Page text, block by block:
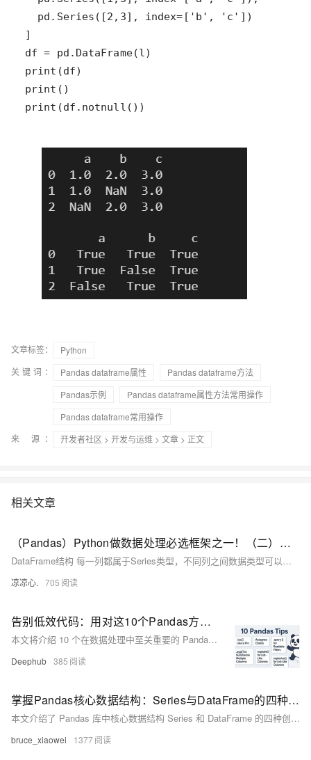
print(df.notnull())
文章标签：
Python
关键词：
Pandas dataframe属性
Pandas dataframe方法
Pandas示例
Pandas dataframe属性方法常用操作
Pandas dataframe常用操作
来 源：
开发者社区 > 开发与运维 > 文章 > 正文
相关文章
（Pandas）Python做数据处理必选框架之一！（二）：附带案例分析；刨析DataFrame结构和其属性；学会访问具体元素；判断元素是否存在；元素求和、求标准值、方差、去重、删除、排序...
DataFrame结构 每一列都属于Series类型，不同列之间数据类型可以不一样，但同一列的值类型必须一致。 DataFrame拥有一个总的 idx记录列，该列记录了每一行的索引 在DataFrame中，若列之间的元素个数不匹配，且使用Series填充时，在DataFrame里空值会显示为NaN；当列之间元素个数不匹配，并且不使用Series填充，会报错。在指定了index 属性显示情况下，会按照index的位置进行排序，默认是 [0,1,2,3,...] 从0索引开始正序排序行。
凉凉心. 705
告别低效代码：用对这10个Pandas方法让数据分析效率翻倍
本文将介绍 10 个在数据处理中至关重要的 Pandas 技术模式。这些模式能够显著减少调试时间，提升代码的可维护性，并构建更加清晰的数据处理流水线。
Deephub 385
掌握Pandas核心数据结构：Series与DataFrame的四种创建方式
本文介绍了 Pandas 库中核心数据结构 Series 和 DataFrame 的四种创建方法，包括从列表、字典、标量和 NumPy 数组创建 Series，以及从字典、列表的列表、NumPy 数组和 Series 字典创建 DataFrame，通过示例详细说明了每种创建方式的具体应用。
bruce_xiaowei 1377